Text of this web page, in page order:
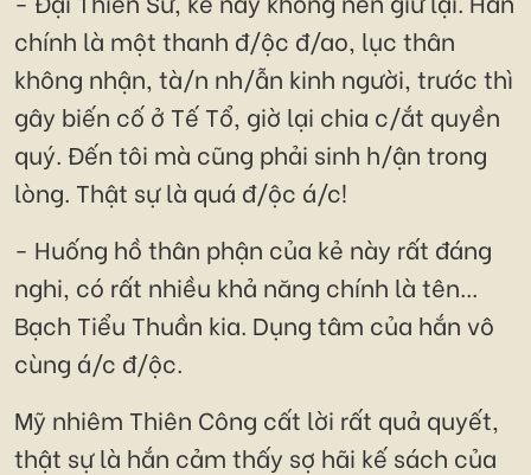
chính là một thanh đ/ộc đ/ao, lục thân
không nhận, tà/n nh/ẫn kinh người, trước thì
gây biến cố ở Tế Tổ, giờ lại chia c/ắt quyền
quý. Đến tôi mà cũng phải sinh h/ận trong
lòng. Thật sự là quá đ/ộc á/c!
- Huống hồ thân phận của kẻ này rất đáng
nghi, có rất nhiều khả năng chính là tên...
Bạch Tiểu Thuần kia. Dụng tâm của hắn vô
cùng á/c đ/ộc.
Mỹ nhiêm Thiên Công cất lời rất quả quyết,
thật sự là hắn cảm thấy sợ hãi kế sách của